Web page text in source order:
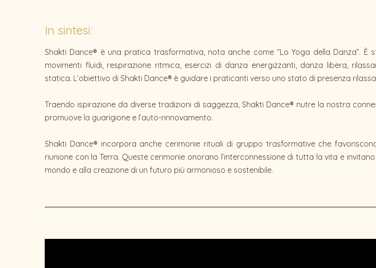
In sintesi:
Shakti Dance® è una pratica trasformativa, nota anche come “Lo Yoga della Danza”.
movimenti fluidi, respirazione ritmica, esercizi di danza energizzanti, danza libera,
statica. L’obiettivo di Shakti Dance® è guidare i praticanti verso uno stato di presenza
Traendo ispirazione da diverse tradizioni di saggezza, Shakti Dance® nutre la nostra
promuove la guarigione e l’auto-rinnovamento.
Shakti Dance® incorpora anche cerimonie rituali di gruppo trasformative che
riunione con la Terra. Queste cerimonie onorano l’interconnessione di tutta la vita e
mondo e alla creazione di un futuro più armonioso e sostenibile.